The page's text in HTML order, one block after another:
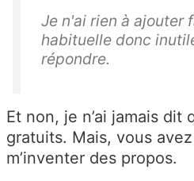
Je n'ai rien à ajouter
habituelle donc
répondre.
Et non, je n’ai jamais dit
gratuits. Mais, vous
m’inventer des propos.